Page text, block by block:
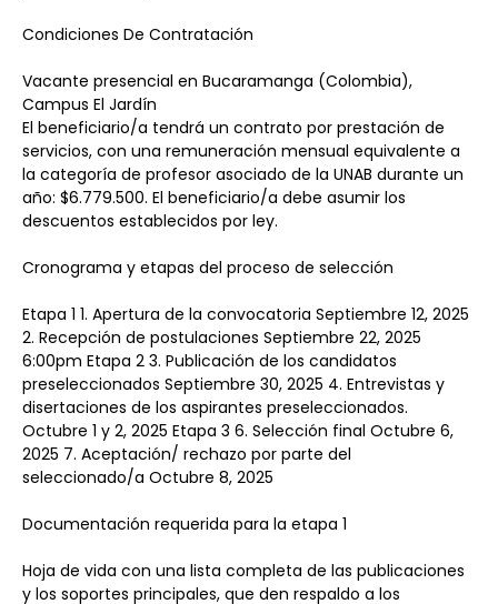
Condiciones De Contratación
Vacante presencial en Bucaramanga (Colombia),
Campus El Jardín
El beneficiario/a tendrá un contrato por prestación de
servicios, con una remuneración mensual equivalente a
la categoría de profesor asociado de la UNAB durante un
año: $6.779.500. El beneficiario/a debe asumir los
descuentos establecidos por ley.
Cronograma y etapas del proceso de selección
Etapa 1 1. Apertura de la convocatoria Septiembre 12, 2025
2. Recepción de postulaciones Septiembre 22, 2025
6:00pm Etapa 2 3. Publicación de los candidatos
preseleccionados Septiembre 30, 2025 4. Entrevistas y
disertaciones de los aspirantes preseleccionados.
Octubre 1 y 2, 2025 Etapa 3 6. Selección final Octubre 6,
2025 7. Aceptación/ rechazo por parte del
seleccionado/a Octubre 8, 2025
Documentación requerida para la etapa 1
Hoja de vida con una lista completa de las publicaciones
y los soportes principales, que den respaldo a los